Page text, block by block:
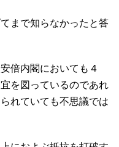
まで知らなかったと答
倍内閣においても４
を図っているのであれ
れていても不思議では